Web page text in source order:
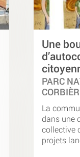
Une
PARC
La
dans une
collective
projets